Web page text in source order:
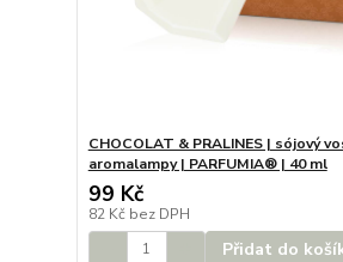
CHOCOLAT & PRALINES | sójový
aromalampy | PARFUMIA® | 40 ml
99 Kč
82 Kč bez DPH
Přidat do